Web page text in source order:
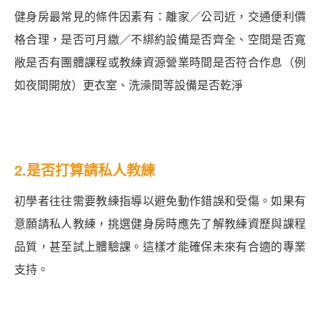
健身房最常見的條件因素有：離家／公司近，交通便利價
格合理，是否可月繳／不綁約設備是否齊全、空間是否寬
敞是否有團體課程或教練資源營業時間是否符合作息（例
如夜間開放）更衣室、洗澡間等設備是否乾淨
2.是否打算請私人教練
初學者往往需要教練指導以避免動作錯誤和受傷。如果有
意願請私人教練，挑選健身房時應先了解教練資歷與課程
品質，甚至試上體驗課。這樣才能確保未來有合適的專業
支持。